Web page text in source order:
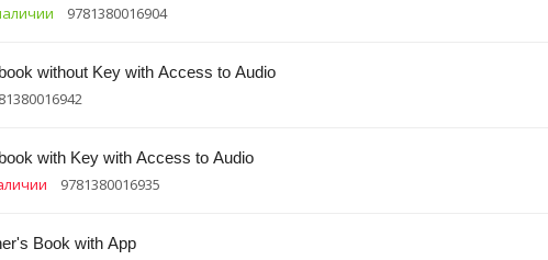
9781380016904
without Key with Access to Audio
with Key with Access to Audio
9781380016935
Book with App